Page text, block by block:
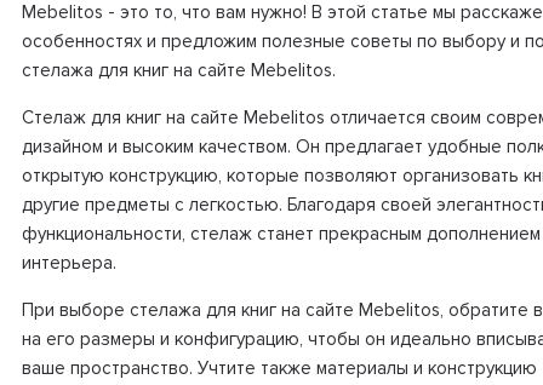
Mebelitos - это то, что вам нужно! В этой статье мы
особенностях и предложим полезные советы по выбору и
стелажа для книг на сайте Mebelitos.
Стелаж для книг на сайте Mebelitos отличается своим
дизайном и высоким качеством. Он предлагает удобные
открытую конструкцию, которые позволяют организовать
другие предметы с легкостью. Благодаря своей
функциональности, стелаж станет прекрасным
интерьера.
При выборе стелажа для книг на сайте Mebelitos, обратите
на его размеры и конфигурацию, чтобы он идеально
ваше пространство. Учтите также материалы и конструкцию